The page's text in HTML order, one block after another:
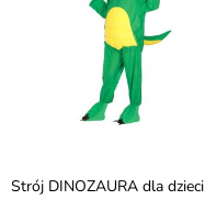
Strój DINOZAURA dla dzieci